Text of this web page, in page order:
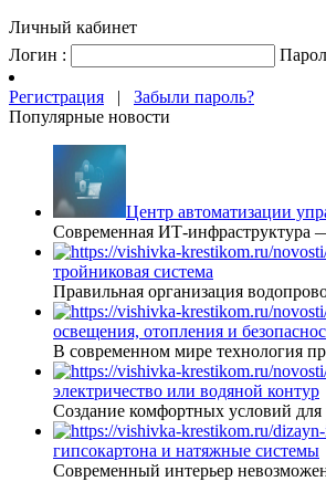
Личный кабинет
Логин :
Регистрация | Забыли пароль?
Популярные новости
Центр автоматизации
Современная ИТ-инфраструктура
тройниковая система
Правильная организация
освещения, отопления и
В современном мире технология
электричество или водяной контур
Создание комфортных условий
гипсокартона и натяжные системы
Современный интерьер